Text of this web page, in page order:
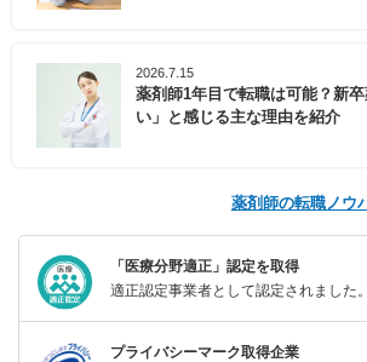
2026.7.15
薬剤師1年目で転職は可能？新
い」と感じる主な理由を紹介
薬剤師の転職ノウ
「医療分野適正」認定を取得
適正認定事業者として認定されました。
プライバシーマーク取得企業